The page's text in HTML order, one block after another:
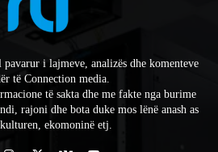
i lajmeve, analizës dhe komenteve
të Connection media.
të sakta dhe me fakte nga burime
rajoni dhe bota duke mos lënë anash as
ekomoninë etj.